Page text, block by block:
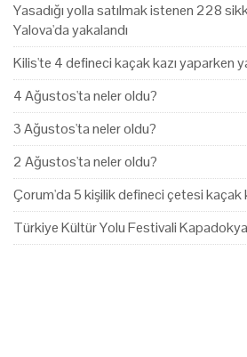
Yasadığı yolla satılmak istenen 228
Yalova'da yakalandı
Kilis'te 4 defineci kaçak kazı yaparken
4 Ağustos'ta neler oldu?
3 Ağustos'ta neler oldu?
2 Ağustos'ta neler oldu?
Çorum'da 5 kişilik defineci çetesi kaçak
Türkiye Kültür Yolu Festivali